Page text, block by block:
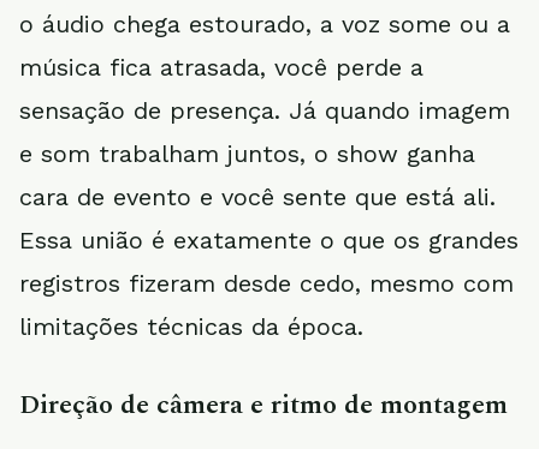
o áudio chega estourado, a voz some ou a
música fica atrasada, você perde a
sensação de presença. Já quando imagem
e som trabalham juntos, o show ganha
cara de evento e você sente que está ali.
Essa união é exatamente o que os grandes
registros fizeram desde cedo, mesmo com
limitações técnicas da época.
Direção de câmera e ritmo de montagem